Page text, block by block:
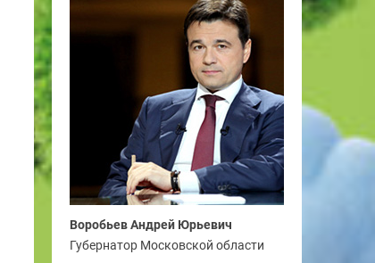
Воробьев Андрей Юрьевич
Губернатор Московской области